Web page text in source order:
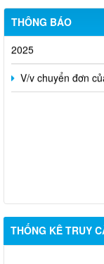
THÔNG BÁO
Nghị quyết số 173/
Lịch tiếp công
2025
V/v chuyển đơn
THỐNG KÊ TRUY